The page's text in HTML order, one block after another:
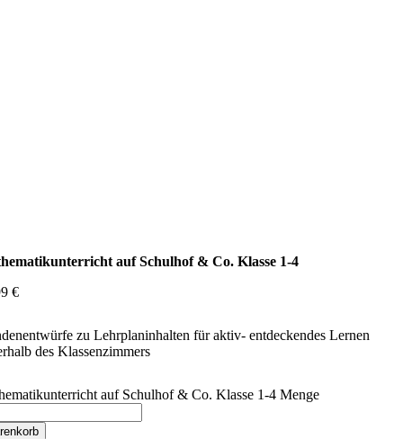
auf Schulhof & Co. Klasse 1-4
€
zu Lehrplaninhalten für aktiv- entdeckendes Lernen
des Klassenzimmers
auf Schulhof & Co. Klasse 1-4 Menge